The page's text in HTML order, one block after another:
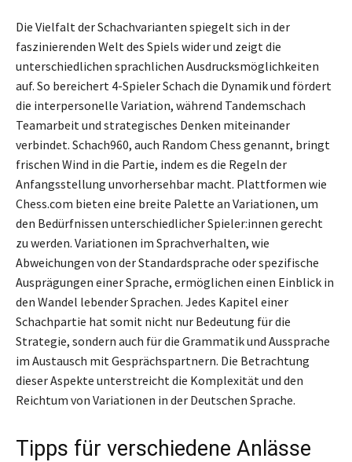
Die Vielfalt der Schachvarianten spiegelt sich in der
faszinierenden Welt des Spiels wider und zeigt die
unterschiedlichen sprachlichen Ausdrucksmöglichkeiten
auf. So bereichert 4-Spieler Schach die Dynamik und fördert
die interpersonelle Variation, während Tandemschach
Teamarbeit und strategisches Denken miteinander
verbindet. Schach960, auch Random Chess genannt, bringt
frischen Wind in die Partie, indem es die Regeln der
Anfangsstellung unvorhersehbar macht. Plattformen wie
Chess.com bieten eine breite Palette an Variationen, um
den Bedürfnissen unterschiedlicher Spieler:innen gerecht
zu werden. Variationen im Sprachverhalten, wie
Abweichungen von der Standardsprache oder spezifische
Ausprägungen einer Sprache, ermöglichen einen Einblick in
den Wandel lebender Sprachen. Jedes Kapitel einer
Schachpartie hat somit nicht nur Bedeutung für die
Strategie, sondern auch für die Grammatik und Aussprache
im Austausch mit Gesprächspartnern. Die Betrachtung
dieser Aspekte unterstreicht die Komplexität und den
Reichtum von Variationen in der Deutschen Sprache.
Tipps für verschiedene Anlässe